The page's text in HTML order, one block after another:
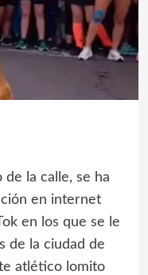
de la calle, se ha
en internet
en los que se le
de la ciudad de
atlético lomito